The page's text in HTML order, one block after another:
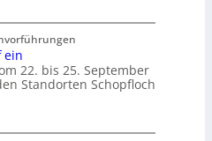
ein
22. bis 25. September
Standorten Schopfloch